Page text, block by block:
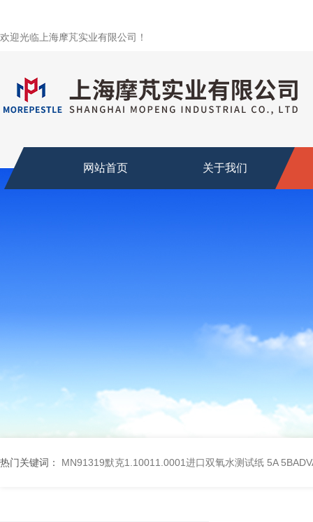
欢迎光临上海摩芃实业有限公司！
网站首页 关于我们
热门关键词： MN91319默克1.10011.0001进口双氧水测试纸 5A